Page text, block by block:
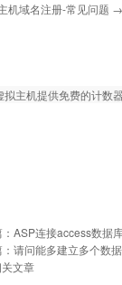
机域名注册-常见问题
拟主机提供免费的计数
ASP连接access数据
请问能多建立多个数
文章